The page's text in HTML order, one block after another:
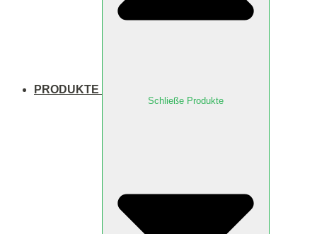
PRODUKTE
Schließe Produkte